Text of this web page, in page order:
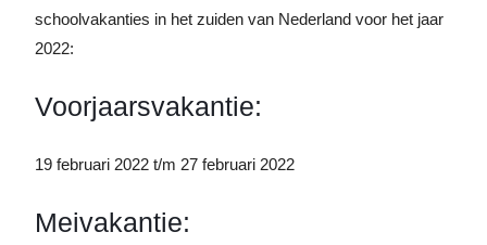
schoolvakanties in het zuiden van Nederland voor het jaar
2022:
Voorjaarsvakantie:
19 februari 2022 t/m 27 februari 2022
Meivakantie: